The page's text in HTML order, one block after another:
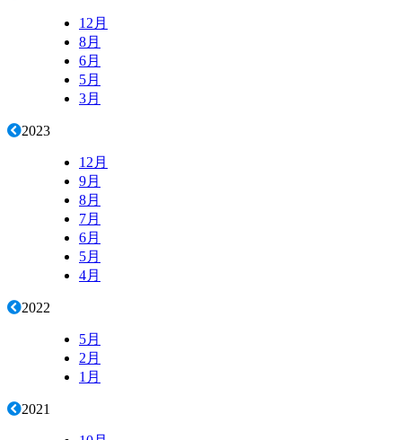
12月
8月
6月
5月
3月
2023
12月
9月
8月
7月
6月
5月
4月
2022
5月
2月
1月
2021